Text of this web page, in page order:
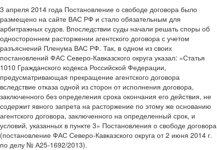
3 апреля 2014 года Постановление о свободе договора было
размещено на сайте ВАС РФ и стало обязательным для
арбитражных судов. Впоследствии суды начали решать споры об
одностороннем расторжении агентского договора с учетом
разъяснений Пленума ВАС РФ. Так, в одном из своих
постановлений ФАС Северо-Кавказского округа указал: «Статья
1010 Гражданского кодекса Российской Федерации,
предусматривающая прекращение агентского договора
вследствие отказа одной из сторон от исполнения договора,
заключенного без определения срока окончания его действия, не
содержит явного запрета на расторжение по этому же основанию
агентского договора, заключенного на определенный срок, и
условий, указанных в пункте 3» Постановления о свободе договора
(постановление ФАС Северо-Кавказского округа от 2 июня 2014 г.
по делу № А25-1692/2013).